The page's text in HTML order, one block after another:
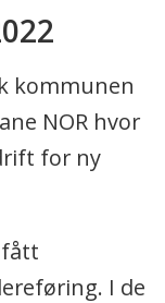
kommunen
NOR hvor
for ny
fått
I de